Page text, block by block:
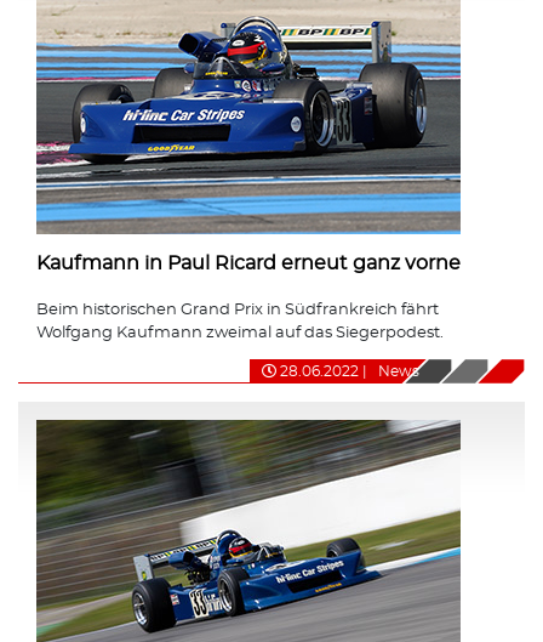
Kaufmann in Paul Ricard erneut ganz vorne
Beim historischen Grand Prix in Südfrankreich fährt
Wolfgang Kaufmann zweimal auf das Siegerpodest.
28.06.2022 News